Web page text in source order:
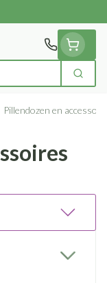
Zoek
Pillendozen en